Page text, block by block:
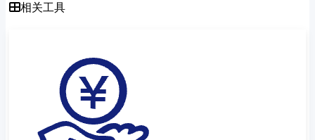
相关工具